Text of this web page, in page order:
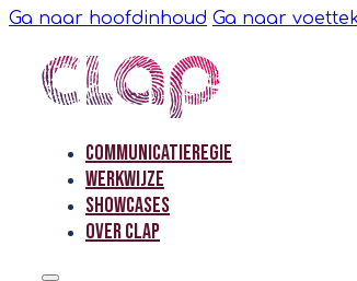
Ga naar hoofdinhoud Ga naar
Communicatieregie
Werkwijze
Showcases
Over CLAP
Communicatieregie
Werkwijze
Showcases
Over CLAP